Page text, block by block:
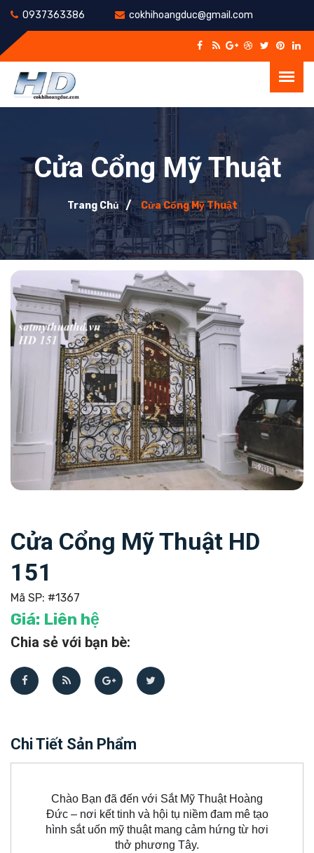
0937363386 cokhihoangduc@gmail.com
Cửa Cổng Mỹ Thuật
Trang Chủ Cửa Cổng Mỹ Thuật
Cửa Cổng Mỹ Thuật HD
151
Mã SP: #1367
Giá: Liên hệ
Chia sẻ với bạn bè:
Chi Tiết Sản Phẩm
Chào Bạn đã đến với Sắt Mỹ Thuật Hoàng
Đức – nơi kết tinh và hội tụ niềm đam mê tạo
hình sắt uốn mỹ thuật mang cảm hứng từ hơi
thở phương Tây.